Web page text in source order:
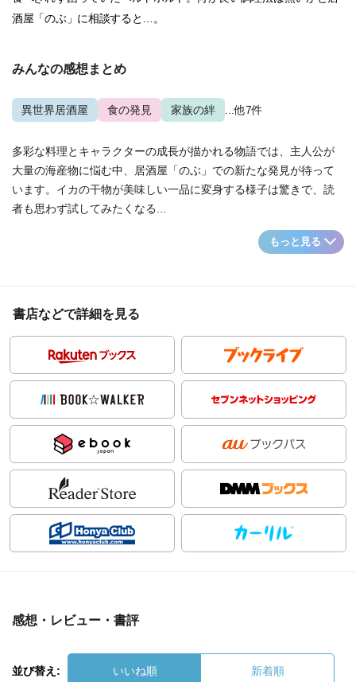
酒屋「のぶ」に相談すると…。
みんなの感想まとめ
異世界居酒屋 食の発見 家族の絆 ...他7件
多彩な料理とキャラクターの成長が描かれる物語では、主人公が
大量の海産物に悩む中、居酒屋「のぶ」での新たな発見が待って
います。イカの干物が美味しい一品に変身する様子は驚きで、読
者も思わず試してみたくなる...
もっと見る
書店などで詳細を見る
感想・レビュー・書評
並び替え: いいね順 新着順